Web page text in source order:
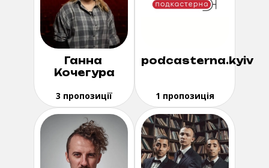
Ганна
Кочегура
3 пропозиції
podcasterna.kyiv
1 пропозиція